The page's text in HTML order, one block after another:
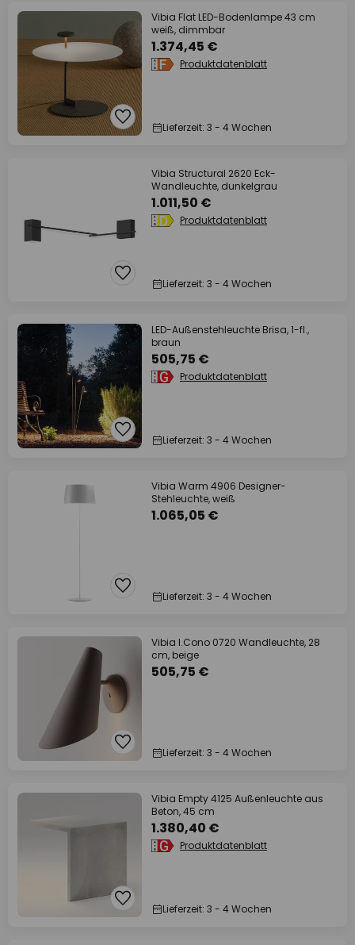
Vibia Flat LED-Bodenlampe 43 cm
weiß, dimmbar
1.374,45 €
Produktdatenblatt
Lieferzeit: 3 - 4 Wochen
Vibia Structural 2620 Eck-
Wandleuchte, dunkelgrau
1.011,50 €
Produktdatenblatt
Lieferzeit: 3 - 4 Wochen
LED-Außenstehleuchte Brisa, 1-fl.,
braun
505,75 €
Produktdatenblatt
Lieferzeit: 3 - 4 Wochen
Vibia Warm 4906 Designer-
Stehleuchte, weiß
1.065,05 €
Lieferzeit: 3 - 4 Wochen
Vibia I.Cono 0720 Wandleuchte, 28
cm, beige
505,75 €
Lieferzeit: 3 - 4 Wochen
Vibia Empty 4125 Außenleuchte aus
Beton, 45 cm
1.380,40 €
Produktdatenblatt
Lieferzeit: 3 - 4 Wochen